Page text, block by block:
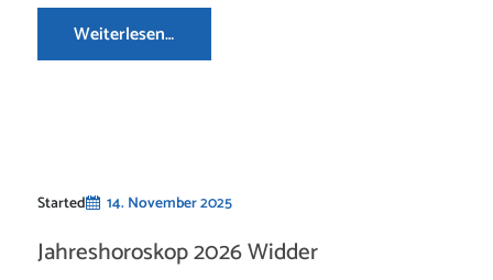
Weiterlesen…
Started 14. November 2025
Jahreshoroskop 2026 Widder